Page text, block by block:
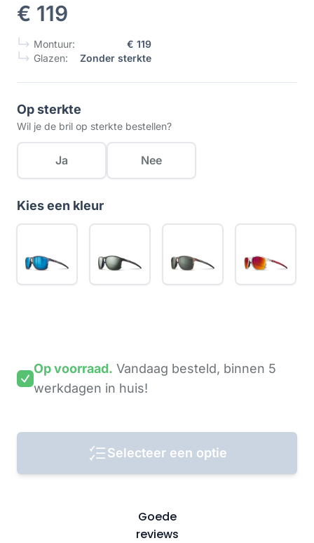
€ 119
Montuur:
€ 119
Glazen:
Zonder sterkte
Op sterkte
Wil je de bril op sterkte bestellen?
Ja Nee
Kies een kleur
Op voorraad. Vandaag besteld, binnen 5
werkdagen in huis!
Selecteer een optie
Goede
reviews